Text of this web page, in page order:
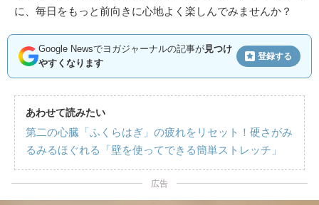
に、毎日をもっと前向きに心地よく楽しんでみませんか？
Google Newsでヨガジャーナルの記事が見つけ
やすくなります
登録する
あわせて読みたい
第二の心臓「ふくらはぎ」の疲れをリセット！硬さがみ
るみるほぐれる「壁を使ってできる簡単ストレッチ」
広告